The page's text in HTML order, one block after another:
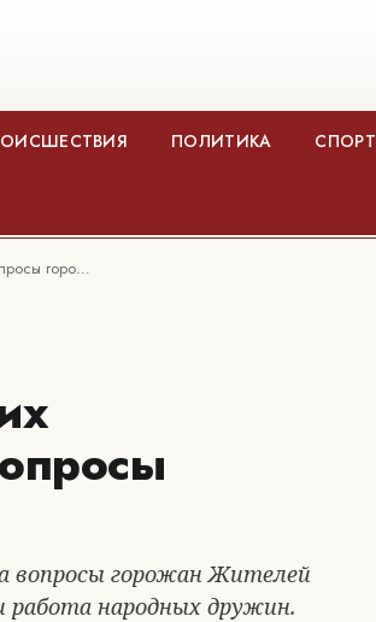
ПОЛИТИКА СПОРТ
горо…
вопросы горожан Жителей
работа народных дружин.